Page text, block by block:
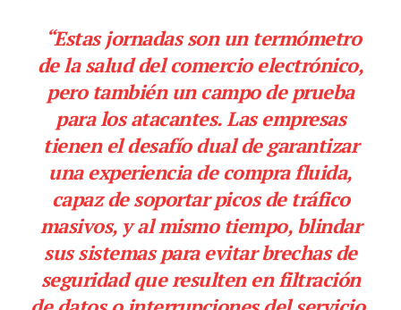
“Estas jornadas son un termómetro
de la salud del comercio electrónico,
pero también un campo de prueba
para los atacantes. Las empresas
tienen el desafío dual de garantizar
una experiencia de compra fluida,
capaz de soportar picos de tráfico
masivos, y al mismo tiempo, blindar
sus sistemas para evitar brechas de
seguridad que resulten en filtración